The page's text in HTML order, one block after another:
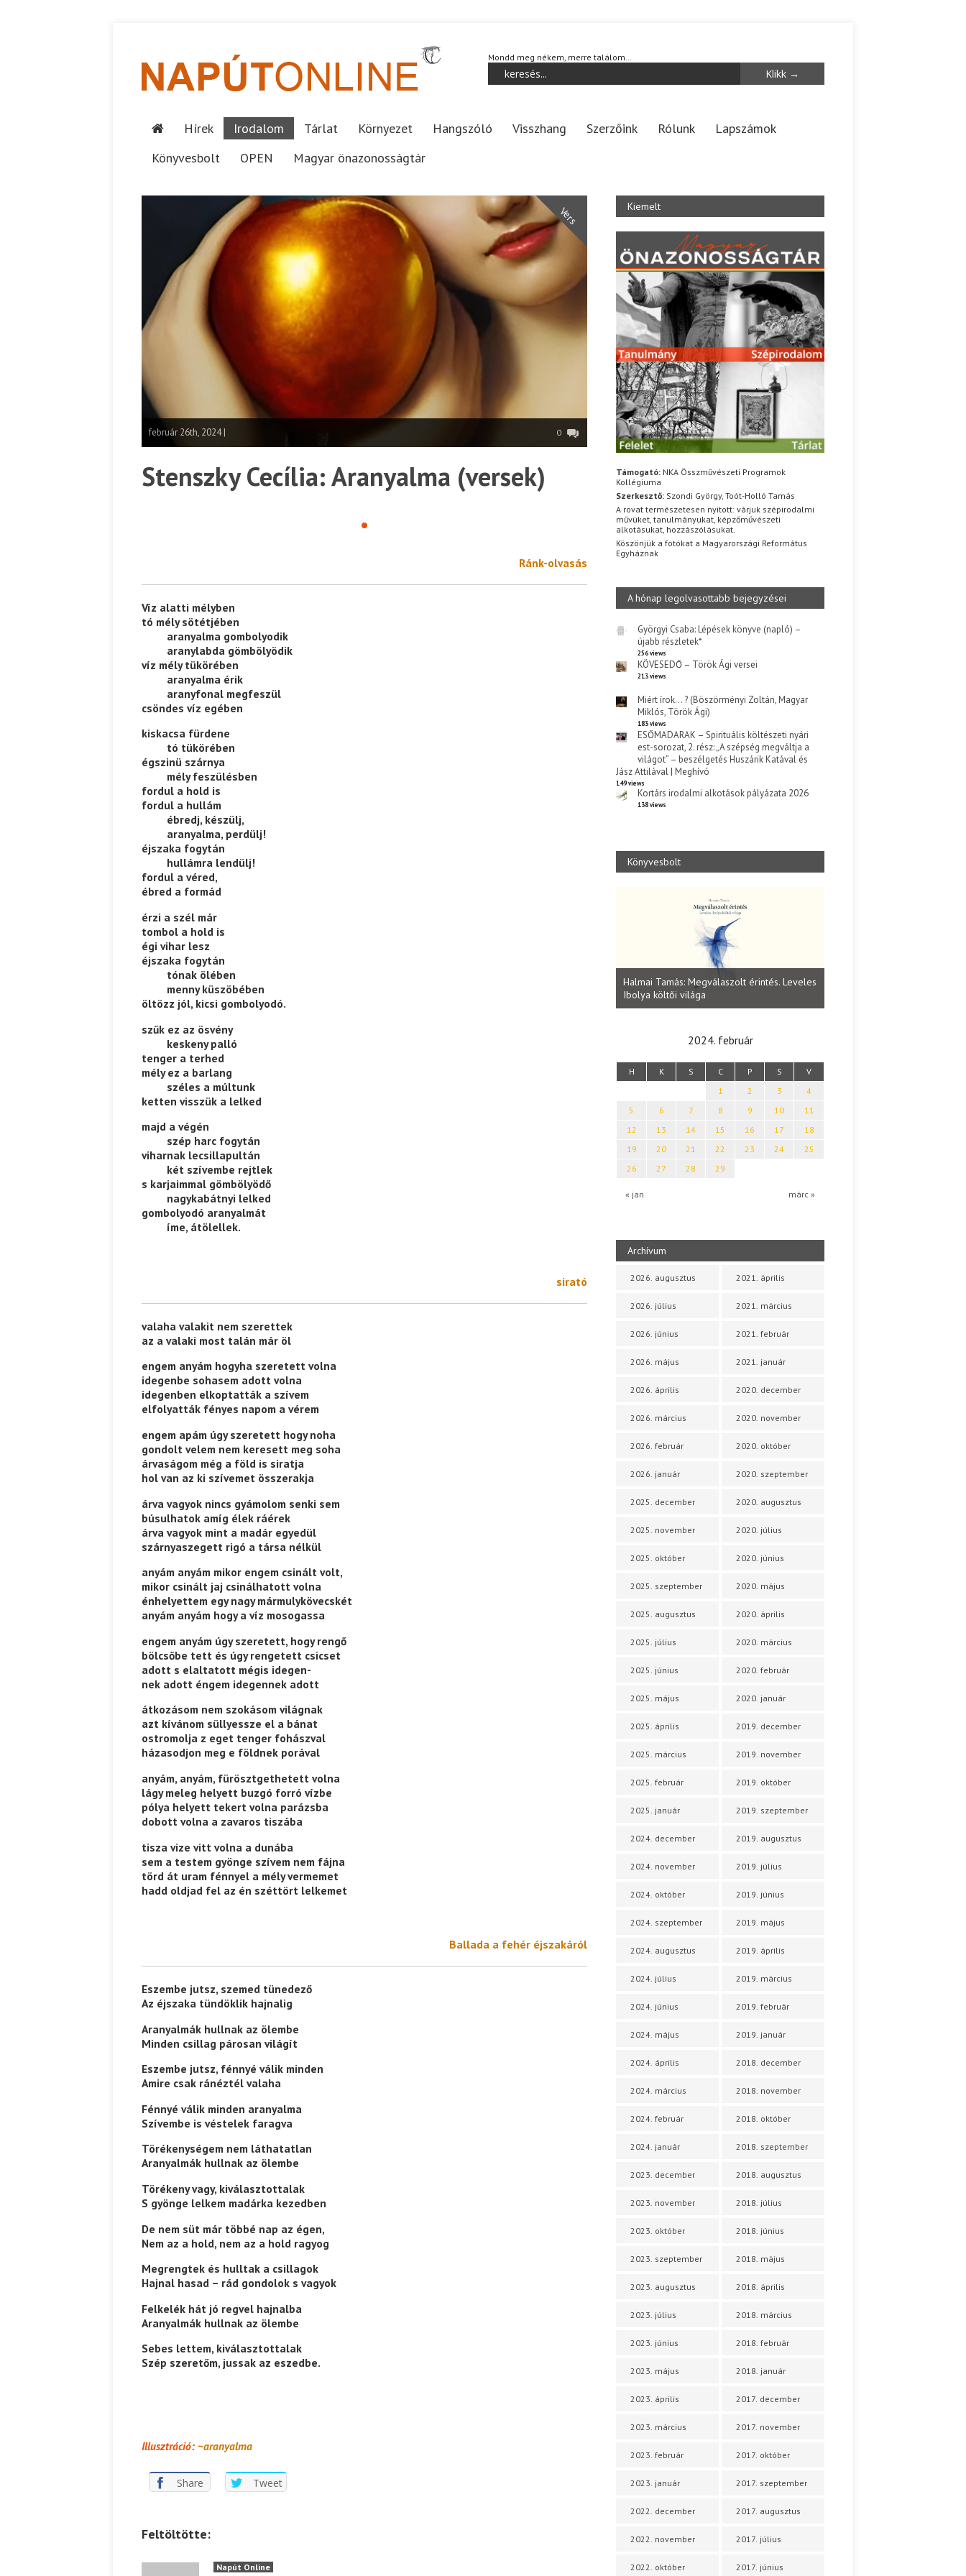
Mondd meg nékem, merre találom…
Hírek Irodalom Tárlat Környezet Hangszóló Visszhang Szerzőink Rólunk
Lapszámok
Könyvesbolt
OPEN Magyar önazonosságtár
Vers
február 26th, 2024 | 0
Stenszky Cecília: Aranyalma (versek)
•
Ránk-olvasás
Víz alatti mélyben
tó mély sötétjében
aranyalma gombolyodik
aranylabda gömbölyödik
víz mély tükörében
aranyalma érik
aranyfonal megfeszül
csöndes víz egében
kiskacsa fürdene
tó tükörében
égszinü szárnya
mély feszülésben
fordul a hold is
fordul a hullám
ébredj, készülj,
aranyalma, perdülj!
éjszaka fogytán
hullámra lendülj!
fordul a véred,
ébred a formád
érzi a szél már
tombol a hold is
égi vihar lesz
éjszaka fogytán
tónak ölében
menny küszöbében
öltözz jól, kicsi gombolyodó.
szűk ez az ösvény
keskeny palló
tenger a terhed
mély ez a barlang
széles a múltunk
ketten visszük a lelked
majd a végén
szép harc fogytán
viharnak lecsillapultán
két szívembe rejtlek
s karjaimmal gömbölyödő
nagykabátnyi lelked
gombolyodó aranyalmát
íme, átölellek.
sirató
valaha valakit nem szerettek
az a valaki most talán már öl
engem anyám hogyha szeretett volna
idegenbe sohasem adott volna
idegenben elkoptatták a szívem
elfolyatták fényes napom a vérem
engem apám úgy szeretett hogy noha
gondolt velem nem keresett meg soha
árvaságom még a föld is siratja
hol van az ki szívemet összerakja
árva vagyok nincs gyámolom senki sem
búsulhatok amíg élek ráérek
árva vagyok mint a madár egyedül
szárnyaszegett rigó a társa nélkül
anyám anyám mikor engem csinált volt,
mikor csinált jaj csinálhatott volna
énhelyettem egy nagy mármulykövecskét
anyám anyám hogy a víz mosogassa
engem anyám úgy szeretett, hogy rengő
bölcsőbe tett és úgy rengetett csicset
adott s elaltatott mégis idegen-
nek adott éngem idegennek adott
átkozásom nem szokásom világnak
azt kívánom süllyessze el a bánat
ostromolja z eget tenger fohászval
házasodjon meg e földnek porával
anyám, anyám, fürösztgethetett volna
lágy meleg helyett buzgó forró vízbe
pólya helyett tekert volna parázsba
dobott volna a zavaros tiszába
tisza vize vitt volna a dunába
sem a testem gyönge szívem nem fájna
törd át uram fénnyel a mély vermemet
hadd oldjad fel az én széttört lelkemet
Ballada a fehér éjszakáról
Eszembe jutsz, szemed tünedező
Az éjszaka tündöklik hajnalig
Aranyalmák hullnak az ölembe
Minden csillag párosan világít
Eszembe jutsz, fénnyé válik minden
Amire csak ránéztél valaha
Fénnyé válik minden aranyalma
Szívembe is véstelek faragva
Törékenységem nem láthatatlan
Aranyalmák hullnak az ölembe
Törékeny vagy, kiválasztottalak
S gyönge lelkem madárka kezedben
De nem süt már többé nap az égen,
Nem az a hold, nem az a hold ragyog
Megrengtek és hulltak a csillagok
Hajnal hasad – rád gondolok s vagyok
Felkelék hát jó regvel hajnalba
Aranyalmák hullnak az ölembe
Sebes lettem, kiválasztottalak
Szép szeretőm, jussak az eszedbe.
Illusztráció: ~aranyalma
Share Tweet
Feltöltötte:
Napút Online
Kiemelt
Támogató: NKA Összművészeti Programok
Kollégiuma
Szerkesztő: Szondi György, Toót-Holló Tamás
A rovat természetesen nyitott: várjuk szépirodalmi
művüket, tanulmányukat, képzőművészeti
alkotásukat, hozzászólásukat.
Köszönjük a fotókat a Magyarországi Református
Egyháznak
A hónap legolvasottabb bejegyzései
Györgyi Csaba: Lépések könyve (napló) –
újabb részletek*
256 views
KÖVESEDŐ – Török Ági versei
213 views
Miért írok… ? (Böszörményi Zoltán, Magyar
Miklós, Török Ági)
183 views
ESŐMADARAK – Spirituális költészeti nyári
est-sorozat, 2. rész: „A szépség megváltja a
világot” – beszélgetés Huszárik Katával és
Jász Attilával | Meghívó
149 views
Kortárs irodalmi alkotások pályázata 2026
138 views
Könyvesbolt
Káplán Géza: Erotikai kalauz
Halmai Tamás: Megválaszolt érintés. Leveles
Ibolya költői világa
2024. február
H K S C P S V
« jan márc »
1 2 3
4
5
6 7 8 9 10
11
12
13 14 15 16 17
18
19
20 21 22 23 24
25
26
27 28 29
Archívum
2026. augusztus
2026. július
2026. június
2026. május
2026. április
2026. március
2026. február
2026. január
2025. december
2025. november
2025. október
2025. szeptember
2025. augusztus
2025. július
2025. június
2025. május
2025. április
2025. március
2025. február
2025. január
2024. december
2024. november
2024. október
2024. szeptember
2024. augusztus
2024. július
2024. június
2024. május
2024. április
2024. március
2024. február
2024. január
2023. december
2023. november
2023. október
2023. szeptember
2023. augusztus
2023. július
2023. június
2023. május
2023. április
2023. március
2023. február
2023. január
2022. december
2022. november
2022. október
2021. április
2021. március
2021. február
2021. január
2020. december
2020. november
2020. október
2020. szeptember
2020. augusztus
2020. július
2020. június
2020. május
2020. április
2020. március
2020. február
2020. január
2019. december
2019. november
2019. október
2019. szeptember
2019. augusztus
2019. július
2019. június
2019. május
2019. április
2019. március
2019. február
2019. január
2018. december
2018. november
2018. október
2018. szeptember
2018. augusztus
2018. július
2018. június
2018. május
2018. április
2018. március
2018. február
2018. január
2017. december
2017. november
2017. október
2017. szeptember
2017. augusztus
2017. július
2017. június